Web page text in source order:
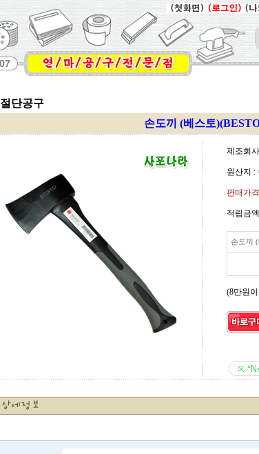
절단공구
손도끼 (베스토
제조회
원산지 :
판매가
적립금
손도끼
(8만원